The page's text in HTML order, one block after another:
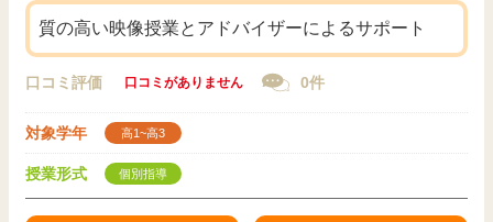
質の高い映像授業とアドバイザーによるサポート
口コミ評価 口コミがありません 0件
対象学年 高1~高3
授業形式 個別指導